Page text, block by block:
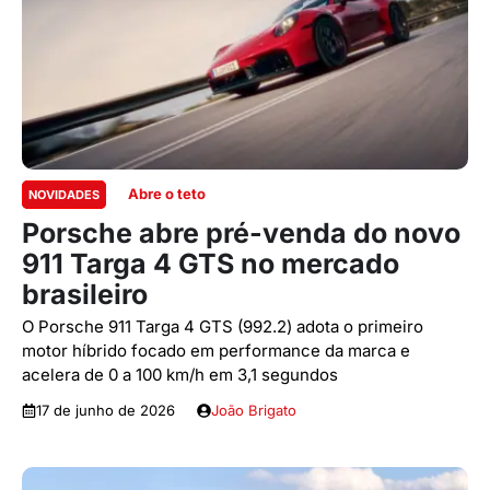
NOVIDADES Abre o teto
Porsche abre pré-venda do novo
911 Targa 4 GTS no mercado
brasileiro
O Porsche 911 Targa 4 GTS (992.2) adota o primeiro
motor híbrido focado em performance da marca e
acelera de 0 a 100 km/h em 3,1 segundos
17 de junho de 2026 João Brigato